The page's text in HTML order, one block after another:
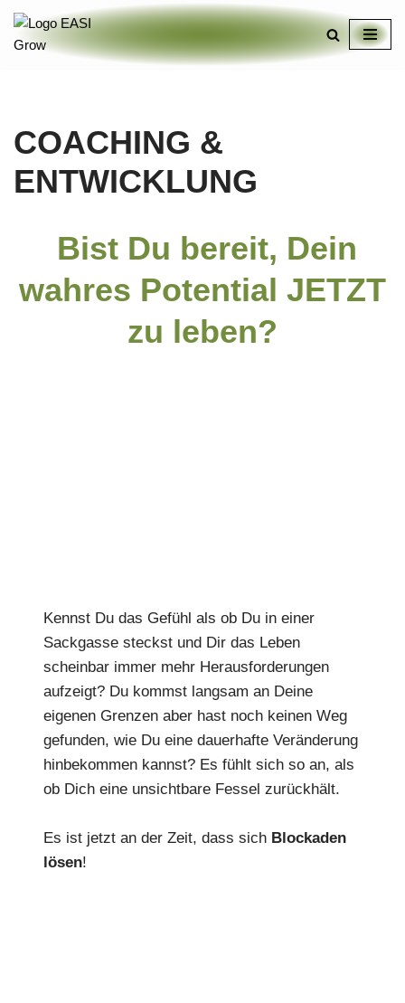
Zum
COACHING &
ENTWICKLUNG
Bist Du bereit, Dein
wahres Potential JETZT
zu leben?
Kennst Du das Gefühl als ob Du in einer
Sackgasse steckst und Dir das Leben
scheinbar immer mehr Herausforderungen
aufzeigt? Du kommst langsam an Deine
eigenen Grenzen aber hast noch keinen Weg
gefunden, wie Du eine dauerhafte Veränderung
hinbekommen kannst? Es fühlt sich so an, als
ob Dich eine unsichtbare Fessel zurückhält.
Es ist jetzt an der Zeit, dass sich Blockaden
lösen!